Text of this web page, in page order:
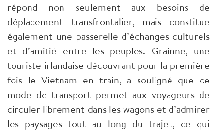
répond non seulement aux besoins de
déplacement transfrontalier, mais constitue
également une passerelle d’échanges culturels
et d’amitié entre les peuples. Grainne, une
touriste irlandaise découvrant pour la première
fois le Vietnam en train, a souligné que ce
mode de transport permet aux voyageurs de
circuler librement dans les wagons et d’admirer
les paysages tout au long du trajet, ce qui